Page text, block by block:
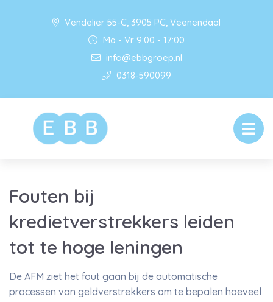
Vendelier 55-C, 3905 PC, Veenendaal
Ma - Vr 9:00 - 17:00
info@ebbgroep.nl
0318-590099
Fouten bij
kredietverstrekkers leiden
tot te hoge leningen
De AFM ziet het fout gaan bij de automatische
processen van geldverstrekkers om te bepalen hoeveel